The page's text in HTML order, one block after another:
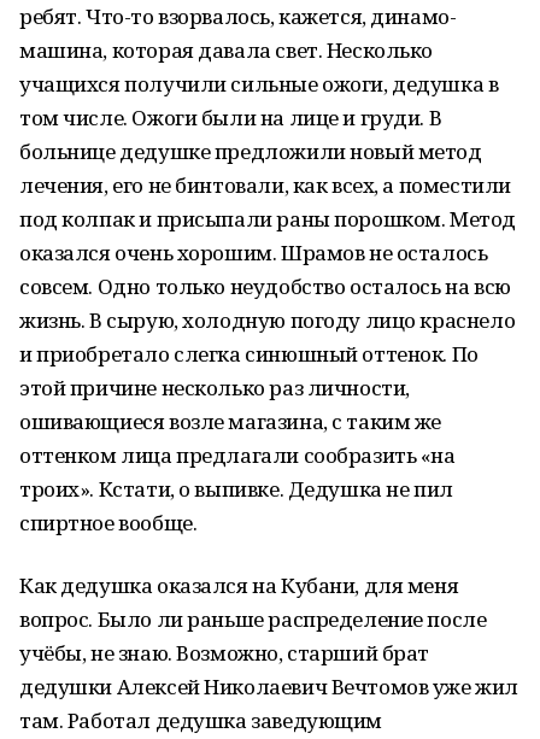
ребят. Что-то взорвалось, кажется, динамо-
машина, которая давала свет. Несколько
учащихся получили сильные ожоги, дедушка в
том числе. Ожоги были на лице и груди. В
больнице дедушке предложили новый метод
лечения, его не бинтовали, как всех, а поместили
под колпак и присыпали раны порошком. Метод
оказался очень хорошим. Шрамов не осталось
совсем. Одно только неудобство осталось на всю
жизнь. В сырую, холодную погоду лицо краснело
и приобретало слегка синюшный оттенок. По
этой причине несколько раз личности,
ошивающиеся возле магазина, с таким же
оттенком лица предлагали сообразить «на
троих». Кстати, о выпивке. Дедушка не пил
спиртное вообще.
Как дедушка оказался на Кубани, для меня
вопрос. Было ли раньше распределение после
учёбы, не знаю. Возможно, старший брат
дедушки Алексей Николаевич Вечтомов уже жил
там. Работал дедушка заведующим